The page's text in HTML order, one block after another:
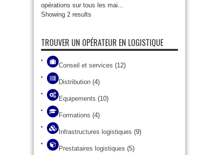
opérations sur tous les mai...
Showing 2 results
TROUVER UN OPÉRATEUR EN LOGISTIQUE
Conseil et services (12)
Distribution (4)
Equipements (10)
Formations (4)
Infrastructures logistiques (9)
Prestataires logistiques (5)